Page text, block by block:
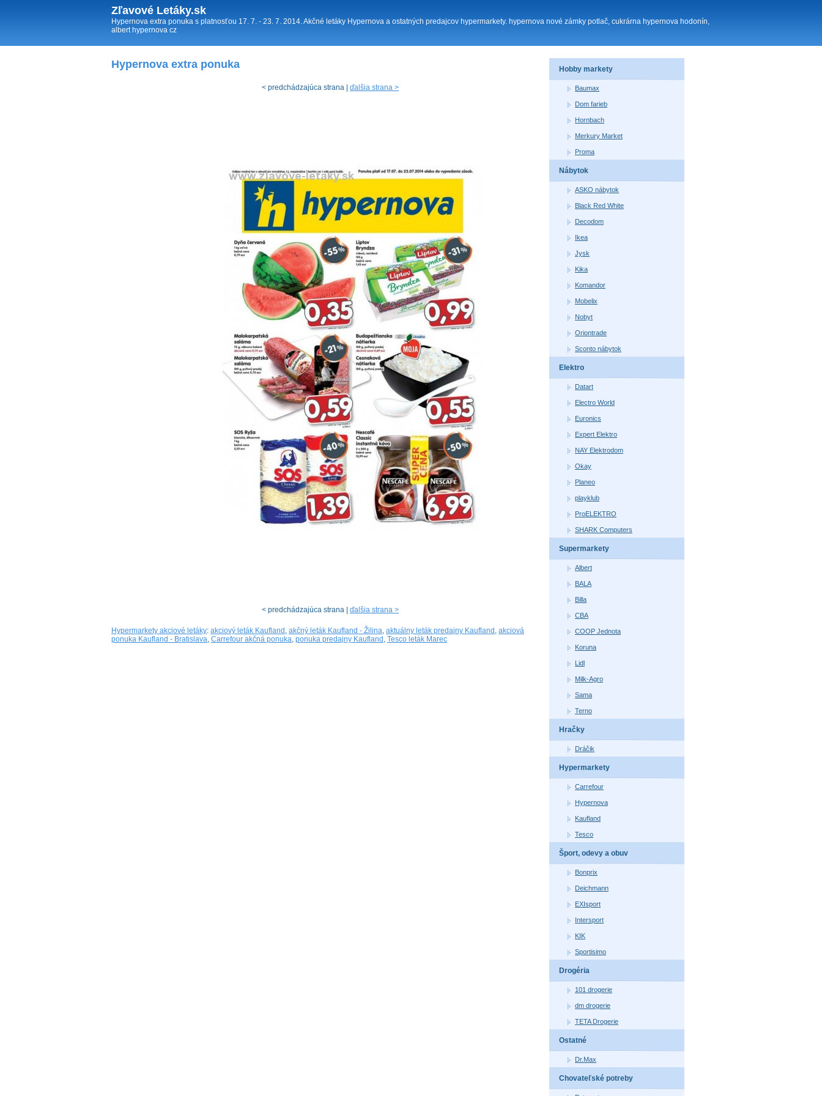
Zľavové Letáky.sk
Hypernova extra ponuka s platnosťou 17. 7. - 23. 7. 2014. Akčné letáky Hypernova a ostatných predajcov hypermarkety. hypernova nové zámky potlač, cukrárna hypernova hodonín,
albert hypernova cz
Hypernova extra ponuka
< predchádzajúca strana | ďalšia strana >
< predchádzajúca strana | ďalšia strana >
Hypermarkety akciové letáky: akciový leták Kaufland , akčný leták Kaufland - Žilina, aktuálny leták predajny Kaufland , akciová
ponuka Kaufland - Bratislava, Carrefour akčná ponuka, ponuka predajny Kaufland , Tesco leták Marec
Hobby markety
Baumax
Dom farieb
Hornbach
Merkury Market
Proma
Nábytok
ASKO nábytok
Black Red White
Decodom
Ikea
Jysk
Kika
Komandor
Mobelix
Nobyt
Oriontrade
Sconto nábytok
Elektro
Datart
Electro World
Euronics
Expert Elektro
NAY Elektrodom
Okay
Planeo
playklub
ProELEKTRO
SHARK Computers
Supermarkety
Albert
BALA
Billa
CBA
COOP Jednota
Koruna
Lidl
Milk-Agro
Sama
Terno
Hračky
Dráčik
Hypermarkety
Carrefour
Hypernova
Kaufland
Tesco
Šport, odevy a obuv
Bonprix
Deichmann
EXIsport
Intersport
KIK
Sportisimo
Drogéria
101 drogerie
dm drogerie
TETA Drogerie
Ostatné
Dr.Max
Chovateľské potreby